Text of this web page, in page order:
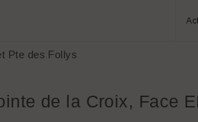
Pte des Follys
de la Croix, Face